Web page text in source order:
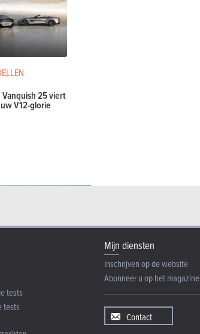
25 viert
V12-glorie
tests
tests
Mijn diensten
Inschrijven op de website
Abonneer u op het magazine
Contact